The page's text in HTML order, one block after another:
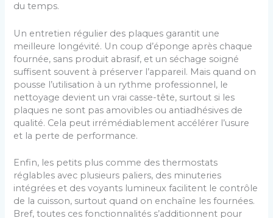
du temps.
Un entretien régulier des plaques garantit une
meilleure longévité. Un coup d’éponge après chaque
fournée, sans produit abrasif, et un séchage soigné
suffisent souvent à préserver l’appareil. Mais quand on
pousse l’utilisation à un rythme professionnel, le
nettoyage devient un vrai casse-tête, surtout si les
plaques ne sont pas amovibles ou antiadhésives de
qualité. Cela peut irrémédiablement accélérer l’usure
et la perte de performance.
Enfin, les petits plus comme des thermostats
réglables avec plusieurs paliers, des minuteries
intégrées et des voyants lumineux facilitent le contrôle
de la cuisson, surtout quand on enchaîne les fournées.
Bref, toutes ces fonctionnalités s’additionnent pour